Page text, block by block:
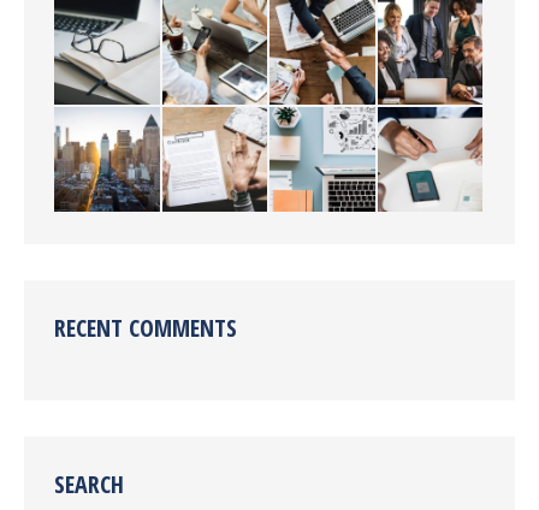
RECENT COMMENTS
SEARCH